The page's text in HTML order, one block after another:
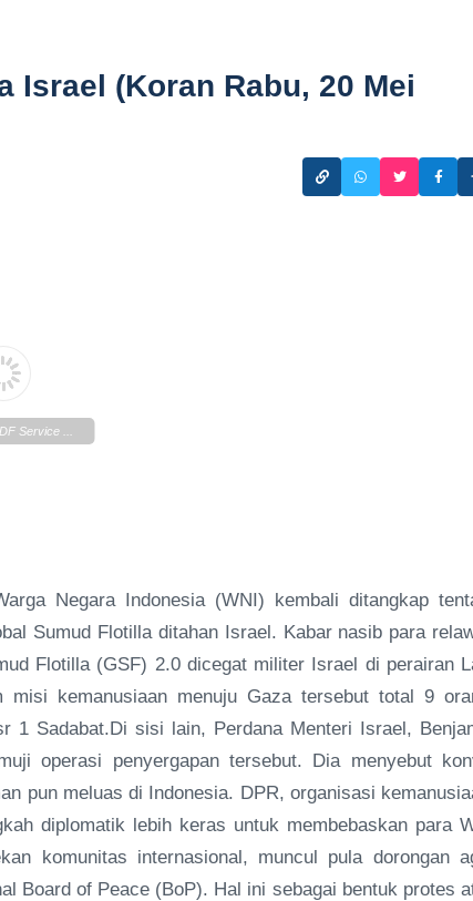
Israel (Koran Rabu, 20 Mei
Service ...
Negara Indonesia (WNI) kembali ditangkap
Sumud Flotilla ditahan Israel. Kabar nasib para
Flotilla (GSF) 2.0 dicegat militer Israel di perairan
misi kemanusiaan menuju Gaza tersebut total 9
1 Sadabat.Di sisi lain, Perdana Menteri Israel,
operasi penyergapan tersebut. Dia menyebut
pun meluas di Indonesia. DPR, organisasi
diplomatik lebih keras untuk membebaskan para
komunitas internasional, muncul pula dorongan
Board of Peace (BoP). Hal ini sebagai bentuk protes